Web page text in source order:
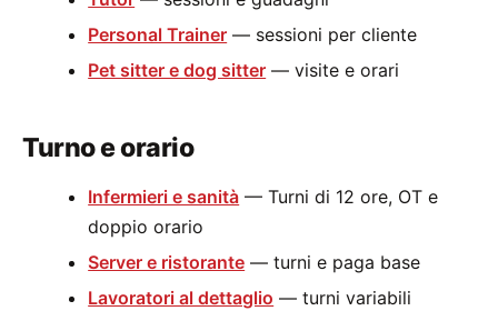
Personal Trainer — sessioni per cliente
Pet sitter e dog sitter — visite e orari
Turno e orario
Infermieri e sanità — Turni di 12 ore, OT e
doppio orario
Server e ristorante — turni e paga base
Lavoratori al dettaglio — turni variabili